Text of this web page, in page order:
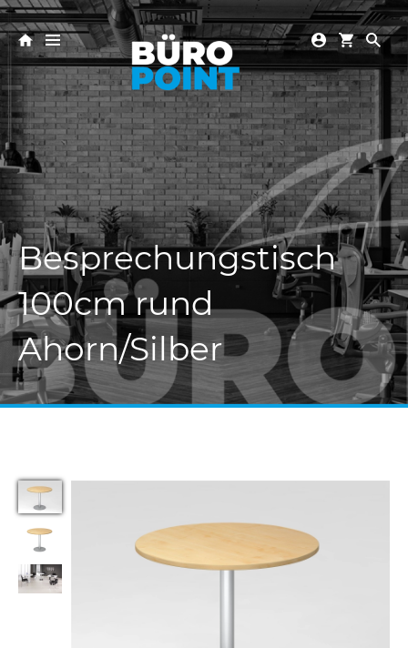
Besprechungstisch
100cm rund
Ahorn/Silber